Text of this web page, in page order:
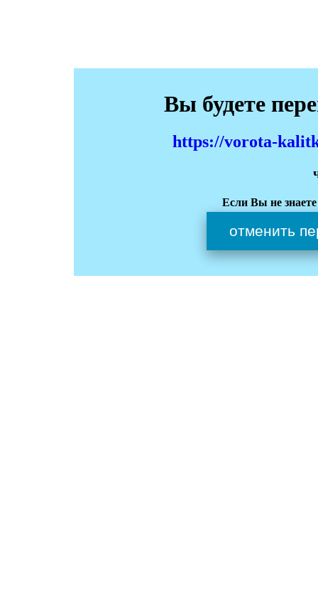
Вы будете
https://vorota-
Если Вы не
отменить